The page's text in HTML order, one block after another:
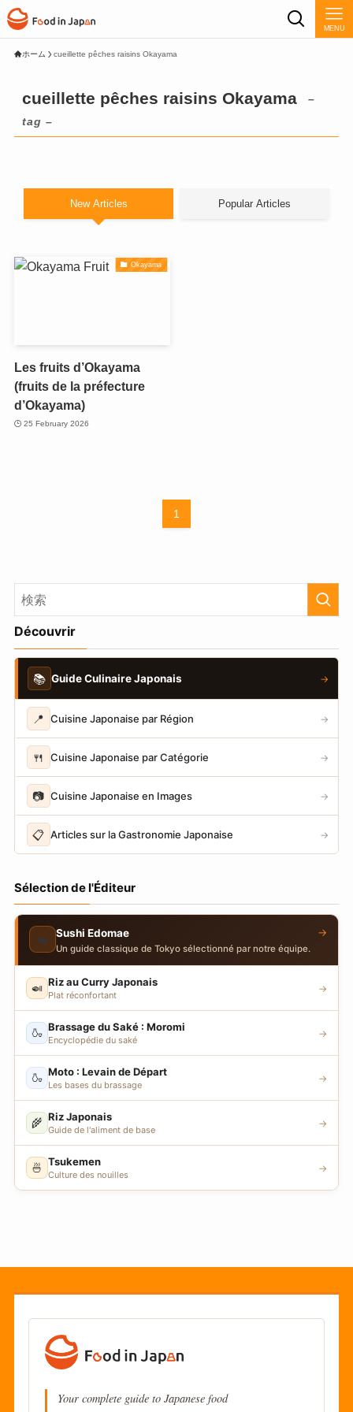
MENU
ホーム cueillette pêches raisins Okayama
cueillette pêches raisins Okayama
–
tag –
New Articles Popular Articles
Okayama
Les fruits d’Okayama
(fruits de la préfecture
d’Okayama)
25 February 2026
1
Découvrir
📚 Guide Culinaire Japonais →
📍 Cuisine Japonaise par Région →
🍴 Cuisine Japonaise par Catégorie →
📷 Cuisine Japonaise en Images →
📋 Articles sur la Gastronomie Japonaise →
Sélection de l'Éditeur
🍣 Sushi Edomae
Un guide classique de Tokyo sélectionné par notre équipe.
→
🍛 Riz au Curry Japonais
Plat réconfortant
→
🍶 Brassage du Saké : Moromi
Encyclopédie du saké
→
🍶 Moto : Levain de Départ
Les bases du brassage
→
🌾 Riz Japonais
Guide de l'aliment de base
→
🍜 Tsukemen
Culture des nouilles
→
Your complete guide to Japanese food